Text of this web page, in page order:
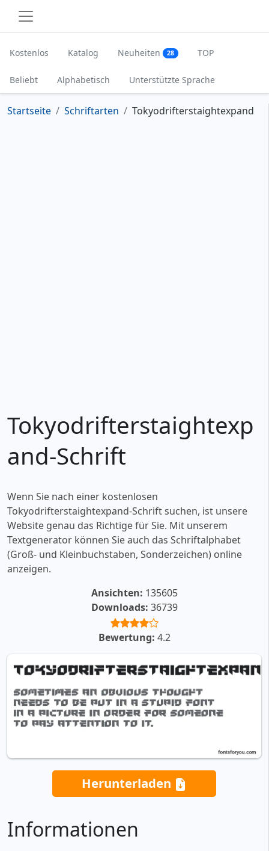
Kostenlos Katalog Neuheiten 28 TOP
Beliebt Alphabetisch Unterstützte Sprache
Startseite Schriftarten Tokyodrifterstaightexpand
Tokyodrifterstaightexp
and-Schrift
Wenn Sie nach einer kostenlosen
Tokyodrifterstaightexpand-Schrift suchen, ist unsere
Website genau das Richtige für Sie. Mit unserem
Textgenerator können Sie auch das Schriftalphabet
(Groß- und Kleinbuchstaben, Sonderzeichen) online
anzeigen.
Ansichten: 135605
Downloads: 36739
Bewertung: 4.2
Herunterladen
Informationen